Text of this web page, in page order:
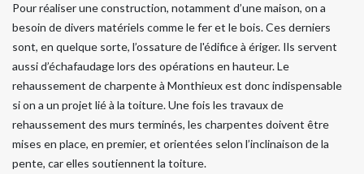
Pour réaliser une construction, notamment d’une maison, on a
besoin de divers matériels comme le fer et le bois. Ces derniers
sont, en quelque sorte, l’ossature de l'édifice à ériger. Ils servent
aussi d’échafaudage lors des opérations en hauteur. Le
rehaussement de charpente à Monthieux est donc indispensable
si on a un projet lié à la toiture. Une fois les travaux de
rehaussement des murs terminés, les charpentes doivent être
mises en place, en premier, et orientées selon l’inclinaison de la
pente, car elles soutiennent la toiture.